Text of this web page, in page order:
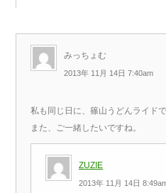
みっちょむ
2013年 11月 14日 7:40am
私も同じ日に、篠山うどんライドで
また、ご一緒したいですね。
ZUZIE
2013年 11月 14日